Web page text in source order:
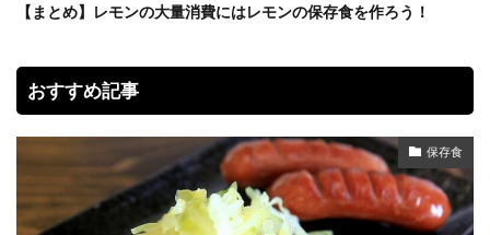
【まとめ】レモンの大量消費にはレモンの保存食を作ろう！
おすすめ記事
保存食